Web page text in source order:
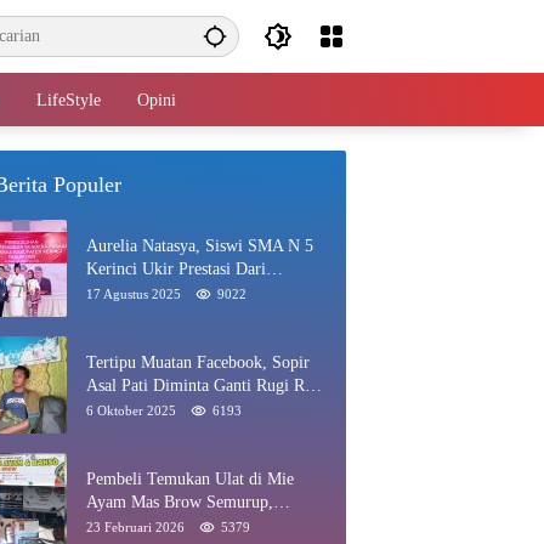
LifeStyle Opini
Populer
Aurelia Natasya, Siswi SMA N 5
Kerinci Ukir Prestasi Dari
Paskibraka Hingga Juara Gadis
17 Agustus 2025 9022
Tertipu Muatan Facebook, Sopir
Asal Pati Diminta Ganti Rugi Rp
40 Juta di Rawang
6 Oktober 2025 6193
Pembeli Temukan Ulat di Mie
Ayam Mas Brow Semurup,
Pengelola Minta Maaf
23 Februari 2026 5379